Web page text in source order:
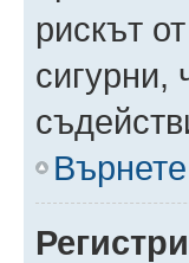
рискът
сигурни,